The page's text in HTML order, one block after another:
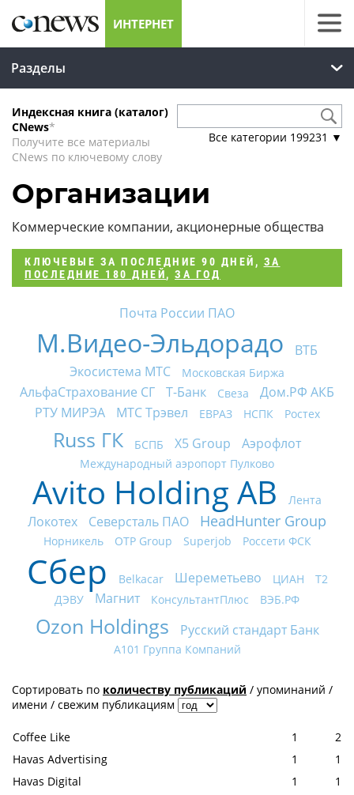
ИНТЕРНЕТ
Разделы
Индексная книга (каталог)
CNews*
Получите все материалы
CNews по ключевому слову
Все категории 199231 ▼
Организации
Коммерческие компании, акционерные общества
КЛЮЧЕВЫЕ ЗА ПОСЛЕДНИЕ 90 ДНЕЙ , ЗА
ПОСЛЕДНИЕ 180 ДНЕЙ, ЗА ГОД
Почта России ПАО
М.Видео-Эльдорадо
ВТБ
Экосистема МТС
Московская Биржа
АльфаСтрахование СГ Т-Банк Свеза
Дом.РФ АКБ
РТУ МИРЭА
МТС Трэвел ЕВРАЗ НСПК Ростех
Russ ГК БСПБ X5 Group Аэрофлот
Международный аэропорт Пулково
Avito Holding AB Лента
Локотех Северсталь ПАО HeadHunter Group
Норникель OTP Group Superjob Россети ФСК
Сбер Belkacar Шереметьево ЦИАН
Т2
ДЭВУ
Магнит КонсультантПлюс ВЭБ.РФ
Ozon Holdings Русский стандарт Банк
А101 Группа Компаний
Сортировать по количеству публикаций / упоминаний /
имени / свежим публикациям
Coffee Like 1
2
Havas Advertising
1
1
Havas Digital
1
1